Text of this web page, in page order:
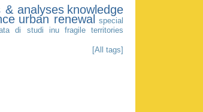
& analyses knowledge
urban renewal
special
di studi inu fragile territories
[All tags]